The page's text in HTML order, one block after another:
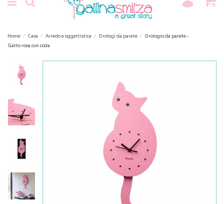
Home Casa Arredo e oggettistica Orologi da parete
Orologio da parete -
Gatto rosa con coda